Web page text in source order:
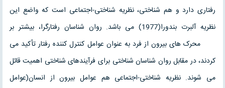
رفتاری دارد و هم شناختی، نظریه شناختی-اجتماعی است که واضع این
نظریه آلبرت بندورا(1977) می باشد. روان شناسان رفتارگرا، بیشتر بر
محرک های بیرون از فرد به عنوان عوامل کنترل کننده رفتار تأکید می
کردند، در مقابل روان شناسان شناختی برای فرآیندهای شناختی اهمیت قائل
می شوند. نظریه شناختی-اجتماعی هم عوامل بیرون از انسان(عوامل